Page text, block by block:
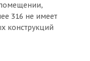
316 не имеет
конструкций